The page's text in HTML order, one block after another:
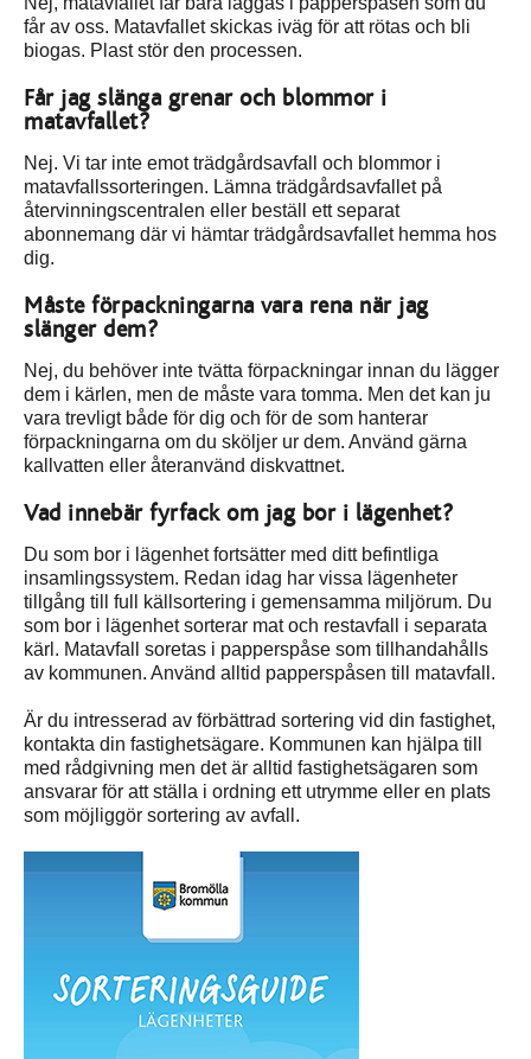
får av oss. Matavfallet skickas iväg för att rötas och bli
biogas. Plast stör den processen.
Får jag slänga grenar och blommor i
matavfallet?
Nej. Vi tar inte emot trädgårdsavfall och blommor i
matavfallssorteringen. Lämna trädgårdsavfallet på
återvinningscentralen eller beställ ett separat
abonnemang där vi hämtar trädgårdsavfallet hemma hos
dig.
Måste förpackningarna vara rena när jag
slänger dem?
Nej, du behöver inte tvätta förpackningar innan du lägger
dem i kärlen, men de måste vara tomma. Men det kan ju
vara trevligt både för dig och för de som hanterar
förpackningarna om du sköljer ur dem. Använd gärna
kallvatten eller återanvänd diskvattnet.
Vad innebär fyrfack om jag bor i lägenhet?
Du som bor i lägenhet fortsätter med ditt befintliga
insamlingssystem. Redan idag har vissa lägenheter
tillgång till full källsortering i gemensamma miljörum. Du
som bor i lägenhet sorterar mat och restavfall i separata
kärl. Matavfall soretas i papperspåse som tillhandahålls
av kommunen. Använd alltid papperspåsen till matavfall.
Är du intresserad av förbättrad sortering vid din fastighet,
kontakta din fastighetsägare. Kommunen kan hjälpa till
med rådgivning men det är alltid fastighetsägaren som
ansvarar för att ställa i ordning ett utrymme eller en plats
som möjliggör sortering av avfall.